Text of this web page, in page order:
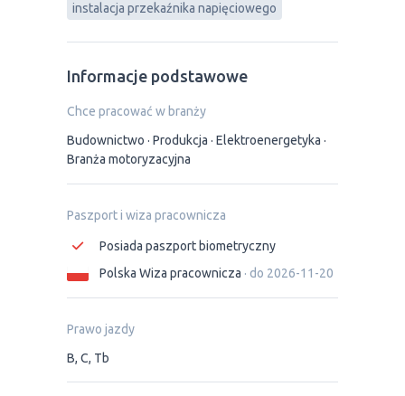
instalacja przekaźnika napięciowego
Informacje podstawowe
Chce pracować w branży
Budownictwo
Produkcja
Elektroenergetyka
Branża motoryzacyjna
Paszport i wiza pracownicza
Posiada paszport biometryczny
Polska Wiza pracownicza · do 2026-11-20
Prawo jazdy
B, C, Tb